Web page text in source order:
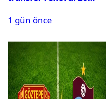
1 gün önce